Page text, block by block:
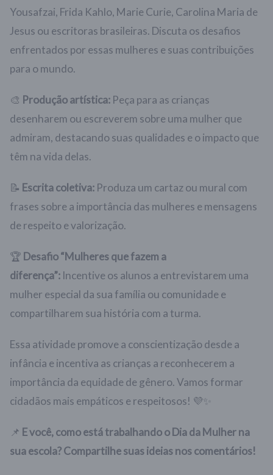
Yousafzai, Frida Kahlo, Marie Curie, Carolina Maria de
Jesus ou escritoras brasileiras. Discuta os desafios
enfrentados por essas mulheres e suas contribuições
para o mundo.
🎨 Produção artística: Peça para as crianças
desenharem ou escreverem sobre uma mulher que
admiram, destacando suas qualidades e o impacto que
têm na vida delas.
📝 Escrita coletiva: Produza um cartaz ou mural com
frases sobre a importância das mulheres e mensagens
de respeito e valorização.
🏆 Desafio “Mulheres que fazem a
diferença”: Incentive os alunos a entrevistarem uma
mulher especial da sua família ou comunidade e
compartilharem sua história com a turma.
Essa atividade promove a conscientização desde a
infância e incentiva as crianças a reconhecerem a
importância da equidade de gênero. Vamos formar
cidadãos mais empáticos e respeitosos! 💜✨
📌 E você, como está trabalhando o Dia da Mulher na
sua escola? Compartilhe suas ideias nos comentários!